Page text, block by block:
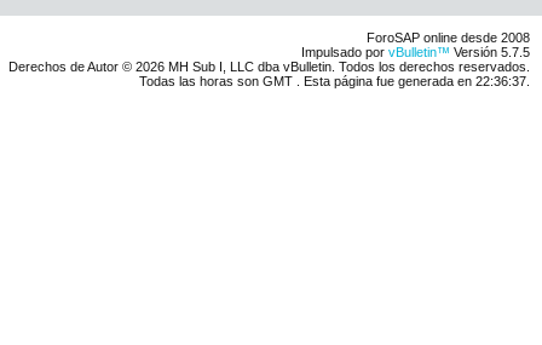
ForoSAP online desde 2008
Impulsado por vBulletin™ Versión 5.7.5
Derechos de Autor © 2026 MH Sub I, LLC dba vBulletin. Todos los derechos reservados.
Todas las horas son GMT . Esta página fue generada en 22:36:37.